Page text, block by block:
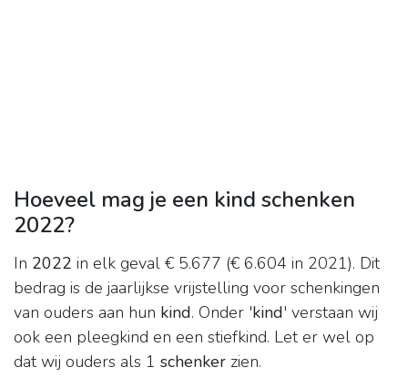
Hoeveel mag je een kind schenken
2022?
In 2022 in elk geval € 5.677 (€ 6.604 in 2021). Dit
bedrag is de jaarlijkse vrijstelling voor schenkingen
van ouders aan hun kind. Onder 'kind' verstaan wij
ook een pleegkind en een stiefkind. Let er wel op
dat wij ouders als 1 schenker zien.